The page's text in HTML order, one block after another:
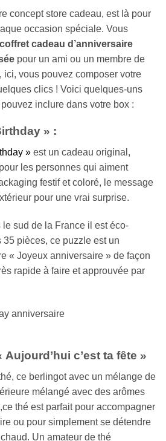
concept store cadeau, est là pour
occasion spéciale. Vous
coffret cadeau d’anniversaire
pour un ami ou un membre de
ici, vous pouvez composer votre
clics ! Voici quelques-uns
inclure dans votre box :
» :
» est un cadeau original,
les personnes qui aiment
festif et coloré, le message
pour une vrai surprise.
sud de la France il est éco-
pièces, ce puzzle est un
« Joyeux anniversaire » de façon
rapide à faire et approuvée par
c’est ta fête »
ce berlingot avec un mélange de
mélangé avec des arômes
thé est parfait pour accompagner
ou pour simplement se détendre
Un amateur de thé